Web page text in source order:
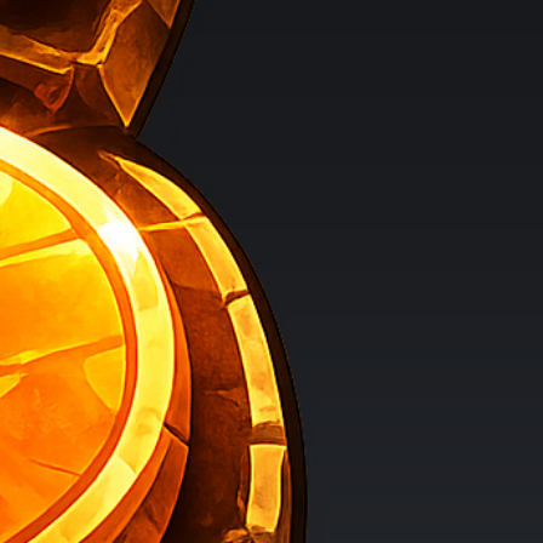
und ausgewiesen.